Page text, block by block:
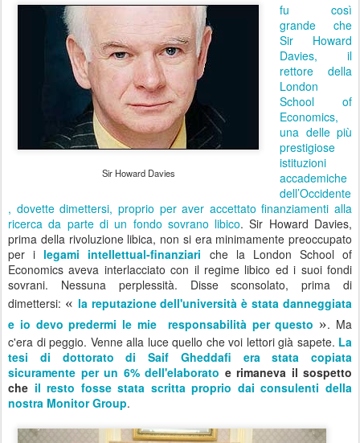
Sir Howard Davies
fu così
grande che
Sir Howard
Davies, il
rettore della
London
School of
Economics,
una delle più
prestigiose
istituzioni
accademiche
dell’Occidente
, dovette dimettersi, proprio per aver accettato finanziamenti alla
ricerca da parte di un fondo sovrano libico. Sir Howard Davies,
prima della rivoluzione libica, non si era minimamente preoccupato
per i legami intellettual-finanziari che la London School of
Economics aveva interlacciato con il regime libico ed i suoi fondi
sovrani. Nessuna perplessità. Disse sconsolato, prima di
dimettersi: « la reputazione dell'università è stata danneggiata
e io devo predermi le mie responsabilità per questo ». Ma
c'era di peggio. Venne alla luce quello che voi lettori già sapete. La
tesi di dottorato di Saif Gheddafi era stata copiata
sicuramente per un 6% dell'elaborato e rimaneva il sospetto
che il resto fosse stata scritta proprio dai consulenti della
nostra Monitor Group.